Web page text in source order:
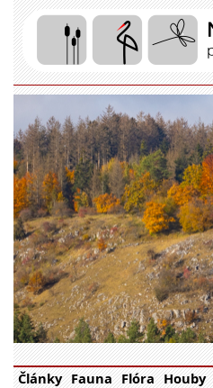
Články Fauna Flóra Houby